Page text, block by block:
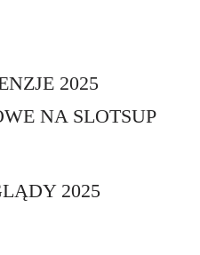
2025
NA SLOTSUP
2025